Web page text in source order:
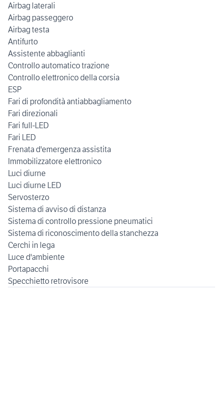
Airbag laterali
Airbag passeggero
Airbag testa
Antifurto
Assistente abbaglianti
Controllo automatico trazione
Controllo elettronico della corsia
ESP
Fari di profondità antiabbagliamento
Fari direzionali
Fari full-LED
Fari LED
Frenata d'emergenza assistita
Immobilizzatore elettronico
Luci diurne
Luci diurne LED
Servosterzo
Sistema di avviso di distanza
Sistema di controllo pressione pneumatici
Sistema di riconoscimento della stanchezza
Cerchi in lega
Luce d'ambiente
Portapacchi
Specchietto retrovisore